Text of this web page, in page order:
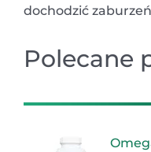
dochodzić
Polecane